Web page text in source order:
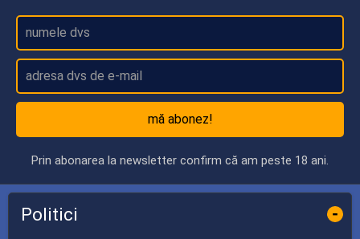
mă abonez!
Prin abonarea la newsletter confirm că am peste 18 ani.
Politici -